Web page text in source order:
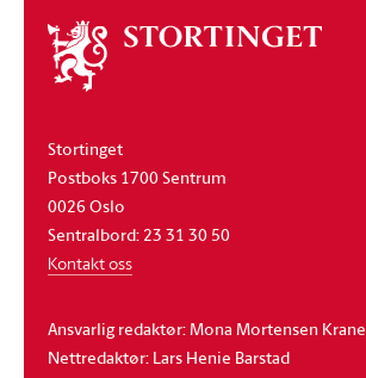
Om
stortinget
Stortinget
Postboks 1700 Sentrum
0026 Oslo
Sentralbord: 23 31 30 50
Kontakt oss
Ansvarlig redaktør: Mona Mortensen Krane
Nettredaktør: Lars Henie Barstad